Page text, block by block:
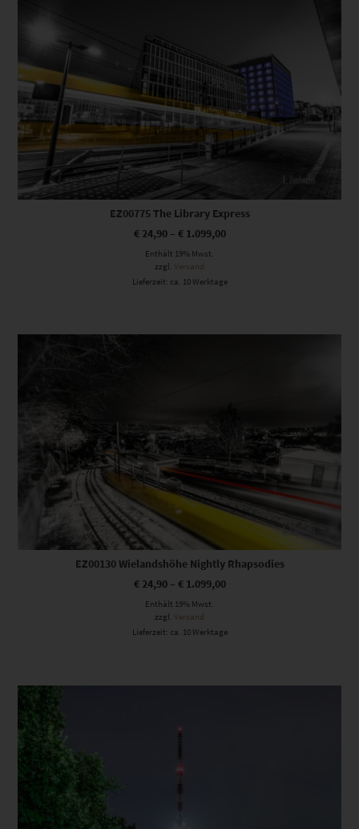
EZ00775 The Library Express
€24,90– €1.099,00
Enthält 19% Mwst.
zzgl.
Versand
Lieferzeit: ca. 10 Werktage
Dieses Produkt weist mehrere Varianten auf. Die Optionen können auf der Produktseite gewählt werden
EZ00130 Wielandshöhe Nightly Rhapsodies
€24,90– €1.099,00
Enthält 19% Mwst.
zzgl. Versand
Lieferzeit: ca. 10 Werktage
Dieses Produkt weist mehrere Varianten auf. Die Optionen können auf der Produktseite gewählt werden